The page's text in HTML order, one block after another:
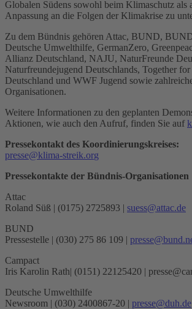
Globalen Südens sowohl beim Klimaschutz als
Anpassung an die Folgen der Klimakrise zu
Zu dem Bündnis gehören Attac, BUND,
Deutsche Umwelthilfe, GermanZero,
Allianz Deutschland, NAJU, NaturFreunde
Naturfreundejugend Deutschlands, Together
Deutschland und WWF Jugend sowie
Organisationen.
Weitere Informationen zu den geplanten
Aktionen, wie auch den Aufruf, finden Sie auf
Pressekontakt des Koordinierungskreises:
presse klima-streik.org
Pressekontakte der Bündnis-Organisationen
Attac
Roland Süß | (0175) 2725893 | suess attac.de
BUND
Pressestelle | (030) 275 86 109 | presse bund.n
Campact
Iris Karolin Rath| (0151) 22125420 |
Deutsche Umwelthilfe
Newsroom | (030) 2400867-20 | presse duh.de